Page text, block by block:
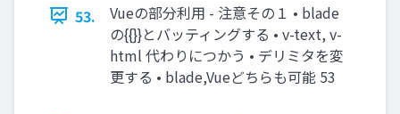
53.
Vueの部分利用 - 注意その１ • blade
の{{}}とバッティングする • v-text, v-
html 代わりにつかう • デリミタを変
更する • blade,Vueどちらも可能 53